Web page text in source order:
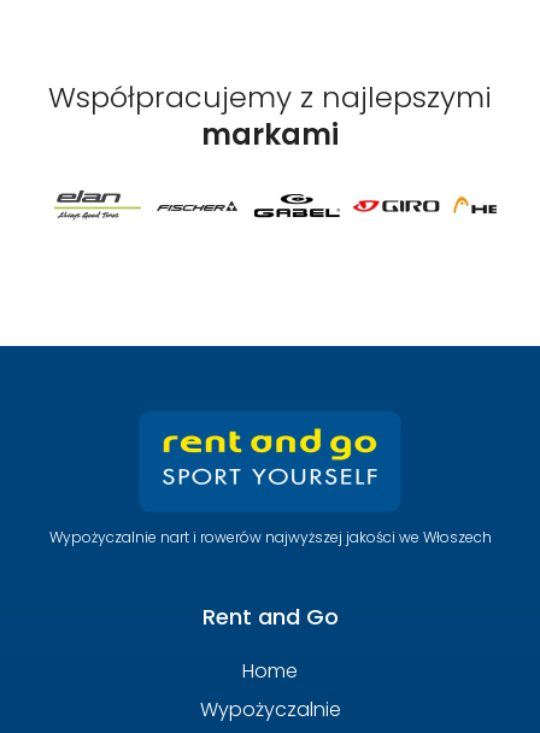
Współpracujemy z najlepszymi
markami
Wypożyczalnie nart i rowerów najwyższej jakości we Włoszech
Rent and Go
Home
Wypożyczalnie